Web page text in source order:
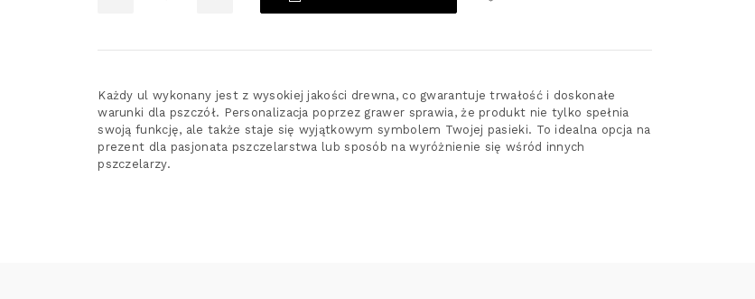
Każdy ul wykonany jest z wysokiej jakości drewna, co gwarantuje trwałość i doskonałe
warunki dla pszczół. Personalizacja poprzez grawer sprawia, że produkt nie tylko spełnia
swoją funkcję, ale także staje się wyjątkowym symbolem Twojej pasieki. To idealna opcja na
prezent dla pasjonata pszczelarstwa lub sposób na wyróżnienie się wśród innych
pszczelarzy.